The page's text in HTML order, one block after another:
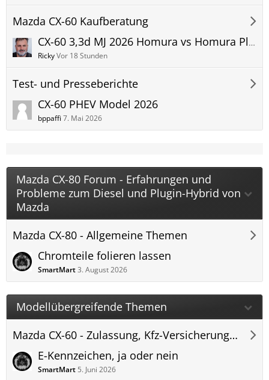
Mazda CX-60 Kaufberatung
CX-60 3,3d MJ 2026 Homura vs Homura Plus
RickyVor 18 Stunden
Test- und Presseberichte
CX-60 PHEV Model 2026
bppaffi 7. Mai 2026
Mazda CX-80 Forum - Erfahrungen und
Probleme zum Diesel und Plugin-Hybrid von
Mazda
Mazda CX-80 - Allgemeine Themen
Chromteile folieren lassen
SmartMart3. August 2026
Modellübergreifende Themen
Mazda CX-60 - Zulassung, Kfz-Versicherung und Kfz-Steuer
E-Kennzeichen, ja oder nein
SmartMart 5. Juni 2026